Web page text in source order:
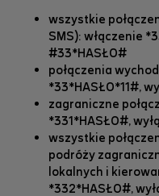
wszystkie
SMS): włączenie
#33*HASŁO#
połączenia
*33*HASŁO*11#,
zagraniczne
*331*HASŁO#,
wszystkie
podróży
lokalnych i
*332*HASŁO#,